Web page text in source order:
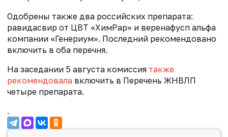
Одобрены также два российских препарата:
равидасвир от ЦВТ «ХимРар» и веренафусп альфа
компании «Генериум». Последний рекомендовано
включить в оба перечня.
На заседании 5 августа комиссия также
рекомендовала включить в Перечень ЖНВЛП
четыре препарата.
.